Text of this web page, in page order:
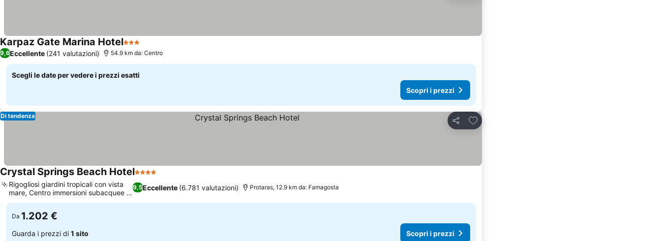
Karpaz Gate Marina Hotel3 Stelle
9,6Eccellente (241 valutazioni) 54.9 km da: Centro
Scegli le date per vedere i prezzi esatti
Scopri i prezzi
Condividi
Aggiungi ai preferiti
Di tendenza
Crystal Springs Beach Hotel4 Stelle
9,5Eccellente (6.781 valutazioni)
Rigogliosi giardini tropicali con vista
mare, Centro immersioni subacquee in
loco
Protaras, 12.9 km da: Famagosta
Da 1.202 €
Guarda i prezzi di 1 sito Scopri i prezzi